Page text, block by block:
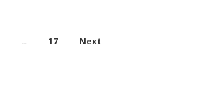
… 17 Next